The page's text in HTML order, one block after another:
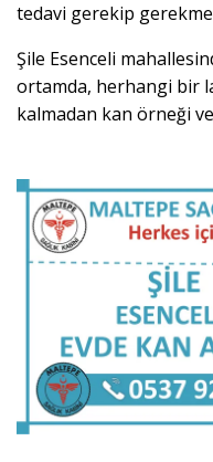
tedavi gerekip
Şile Esenceli
ortamda, herhangi bir
kalmadan kan örneği